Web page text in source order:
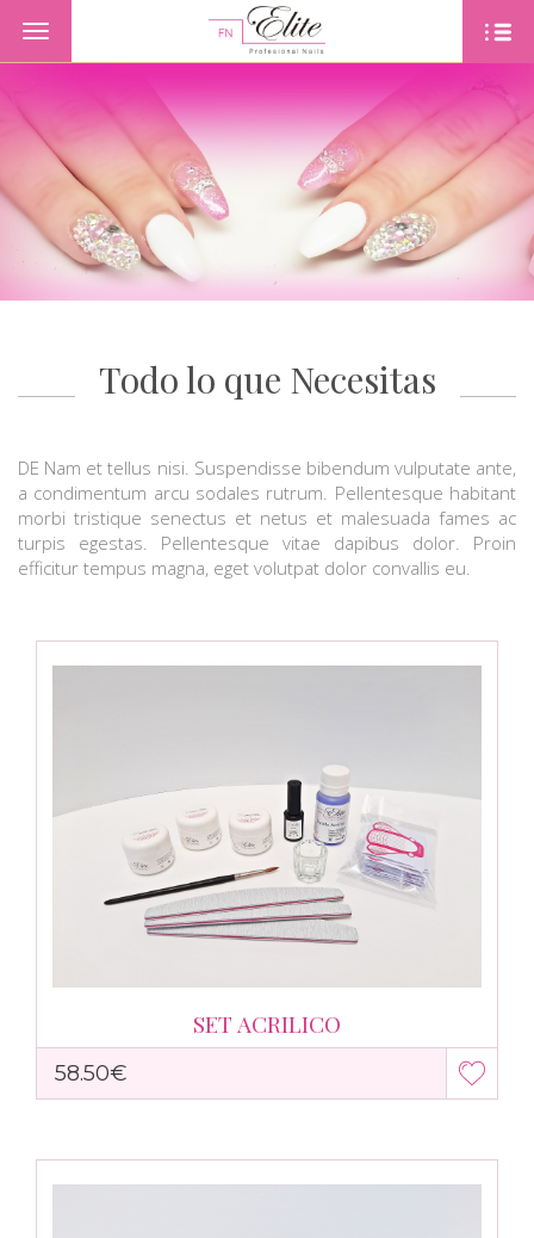
Toggle
navigation
Todo lo que Necesitas
DE Nam et tellus nisi. Suspendisse bibendum vulputate ante,
a condimentum arcu sodales rutrum. Pellentesque habitant
morbi tristique senectus et netus et malesuada fames ac
turpis egestas. Pellentesque vitae dapibus dolor. Proin
efficitur tempus magna, eget volutpat dolor convallis eu.
SET ACRILICO
58.50€
PRODUKTE
OFERTAS
CONTACTO
NUESTROS SERVICIOS